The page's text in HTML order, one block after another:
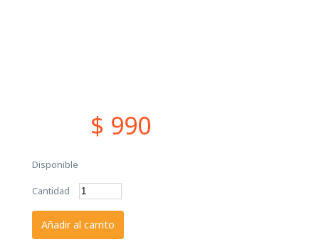
$ 990
Disponible
Cantidad
Añadir al carrito